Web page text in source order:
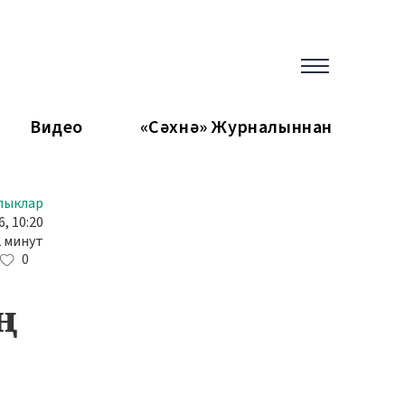
Видео «Сәхнә» Журналыннан
10:20
минут
0